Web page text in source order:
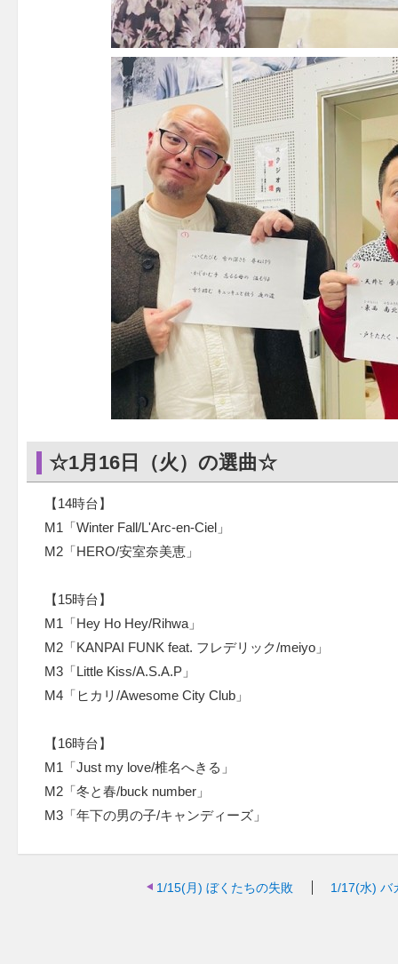
☆1月16日（火）の選曲☆
【14時台】
M1「Winter Fall/L'Arc-en-Ciel」
M2「HERO/安室奈美恵」
【15時台】
M1「Hey Ho Hey/Rihwa」
M2「KANPAI FUNK feat. フレデリック/meiyo」
M3「Little Kiss/A.S.A.P」
M4「ヒカリ/Awesome City Club」
【16時台】
M1「Just my love/椎名へきる」
M2「冬と春/buck number」
M3「年下の男の子/キャンディーズ」
1/15(月) ぼくたちの失敗 1/17(水) バ